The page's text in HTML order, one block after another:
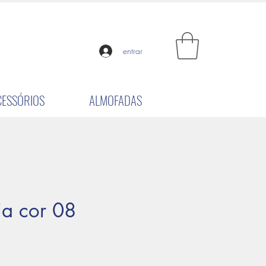
ALMOFADAS
entrar
cor 08